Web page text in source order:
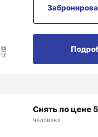
Снять по цене
человека